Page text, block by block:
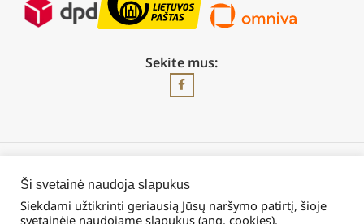
Sekite mus:
2026 © Visos teisės saugomos | UAB „Rilis“
Ši svetainė naudoja slapukus
Siekdami užtikrinti geriausią Jūsų naršymo patirtį, šioje
svetainėje naudojame slapukus (ang. cookies).